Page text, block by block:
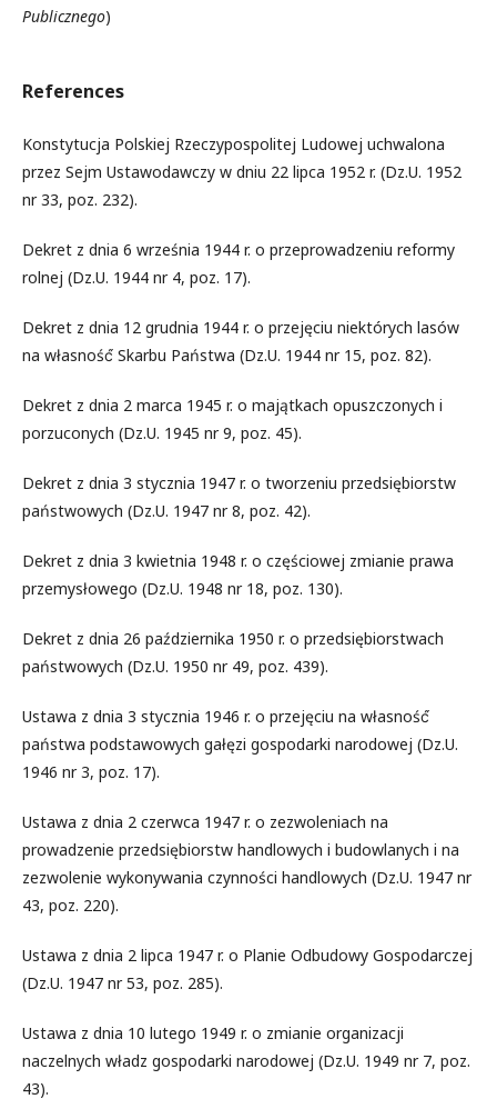
Publicznego)
References
Konstytucja Polskiej Rzeczypospolitej Ludowej uchwalona
przez Sejm Ustawodawczy w dniu 22 lipca 1952 r. (Dz.U. 1952
nr 33, poz. 232).
Dekret z dnia 6 września 1944 r. o przeprowadzeniu reformy
rolnej (Dz.U. 1944 nr 4, poz. 17).
Dekret z dnia 12 grudnia 1944 r. o przejęciu niektórych lasów
na własność́ Skarbu Państwa (Dz.U. 1944 nr 15, poz. 82).
Dekret z dnia 2 marca 1945 r. o majątkach opuszczonych i
porzuconych (Dz.U. 1945 nr 9, poz. 45).
Dekret z dnia 3 stycznia 1947 r. o tworzeniu przedsiębiorstw
państwowych (Dz.U. 1947 nr 8, poz. 42).
Dekret z dnia 3 kwietnia 1948 r. o częściowej zmianie prawa
przemysłowego (Dz.U. 1948 nr 18, poz. 130).
Dekret z dnia 26 października 1950 r. o przedsiębiorstwach
państwowych (Dz.U. 1950 nr 49, poz. 439).
Ustawa z dnia 3 stycznia 1946 r. o przejęciu na własność́
państwa podstawowych gałęzi gospodarki narodowej (Dz.U.
1946 nr 3, poz. 17).
Ustawa z dnia 2 czerwca 1947 r. o zezwoleniach na
prowadzenie przedsiębiorstw handlowych i budowlanych i na
zezwolenie wykonywania czynności handlowych (Dz.U. 1947 nr
43, poz. 220).
Ustawa z dnia 2 lipca 1947 r. o Planie Odbudowy Gospodarczej
(Dz.U. 1947 nr 53, poz. 285).
Ustawa z dnia 10 lutego 1949 r. o zmianie organizacji
naczelnych władz gospodarki narodowej (Dz.U. 1949 nr 7, poz.
43).